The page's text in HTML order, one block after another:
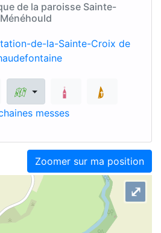
de la paroisse Sainte-
Ménéhould
messes
Zoomer sur ma position
⤢